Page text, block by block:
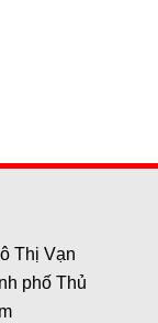
Thị Vạn
phố Thủ